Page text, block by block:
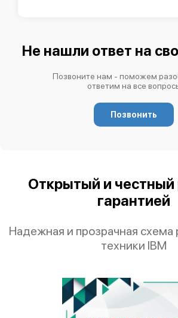
Не нашли ответ на
Позвоните нам - поможем
ответим на все
Позвонить
Открытый и честный
гарантией
Надежная и прозрачная
техники IBM